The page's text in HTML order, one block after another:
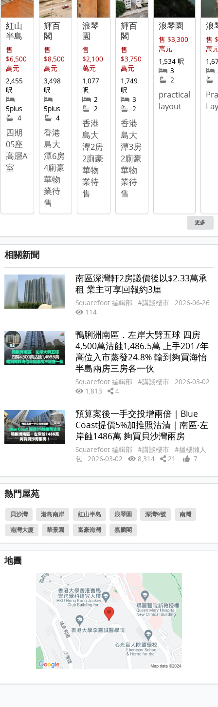
紅山
半島
售
$6,500
萬元
2,455
呎
5plus
4
四期
05座
高層A
室
輝百
閣
售
$8,500
萬元
3,498
呎
5plus
4
香港
島大
潭6房
4廁豪
華物
業待
售
浪琴
園
售
$2,100
萬元
1,077
呎
2
2
香港
島大
潭2房
2廁豪
華物
業待
售
輝百
閣
售
$3,750
萬元
1,749
呎
3
2
香港
島大
潭3房
2廁豪
華物
業待
售
浪琴園
售 $3,300
萬元
1,534 呎
3
2
practical
layout
浪
售
萬
更多
相關新聞
南區深灣軒2房議價後以$2.33萬承
租 業主可享回報約3厘
Squarefoot 編輯部 #講談樓市
2026-06-26
114
鴨脷洲南區．左岸大劈五球 四房
4,500萬沽蝕1,486.5萬 上手2017年
高位入市蒸發24.8% 輸到夠買海怡
半島兩房三房各一伙
Squarefoot 編輯部 #講談樓市
2026-03-02
1,813
4
預算案後一手交投增兩倍｜Blue
Coast提價5%加推照沽清｜南區‧左
岸蝕1486萬 夠買貝沙灣兩房
Squarefoot 編輯部 #講談樓市
#搵樓懶人
包
2026-03-02 8,314 21 7
熱門屋苑
貝沙灣 港島南岸 紅山半島 浪琴園 深灣9號
南灣
南灣大廈
華景園 富豪海灣 嘉麟閣
地圖